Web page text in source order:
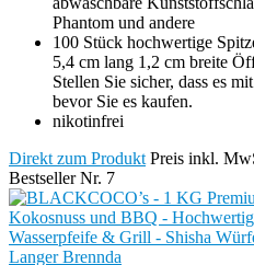
Phantom und andere
100 Stück hochwertige
5,4 cm lang 1,2 cm breite
Stellen Sie sicher, dass es
bevor Sie es kaufen.
nikotinfrei
Direkt zum Produkt Preis inkl.
Bestseller Nr. 7